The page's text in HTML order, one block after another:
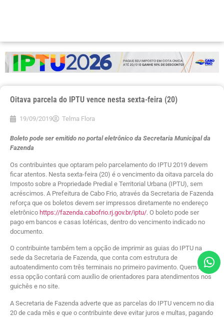
Oitava parcela do IPTU vence nesta sexta-feira (20)
19/09/2019 Telma Flora
Boleto pode ser emitido no portal eletrônico da Secretaria Municipal da
Fazenda
Os contribuintes que optaram pelo parcelamento do IPTU 2019 devem
ficar atentos. Nesta sexta-feira (20) é o vencimento da oitava parcela do
Imposto sobre a Propriedade Predial e Territorial Urbana (IPTU), sem
acréscimos. A Prefeitura de Cabo Frio, através da Secretaria de Fazenda
reforça que os boletos devem ser impressos diretamente no endereço
eletrônico https://fazenda.cabofrio.rj.gov.br/iptu/. O boleto pode ser
pago em bancos e casas lotéricas, dentro do vencimento indicado no
documento.
O contribuinte também tem a opção de imprimir as guias do IPTU na
sede da Secretaria de Fazenda, que conta com estrutura de
autoatendimento com três terminais no primeiro pavimento. Quem fizer
essa opção contará com auxílio de orientadores para atendimentos nos
guichês e no site.
A Secretaria de Fazenda adverte que as parcelas do IPTU vencem no dia
20 de cada mês e que o contribuinte deve evitar juros e multas, pagando